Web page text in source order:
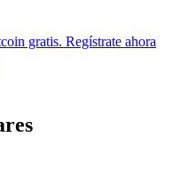
gratis. Regístrate ahora